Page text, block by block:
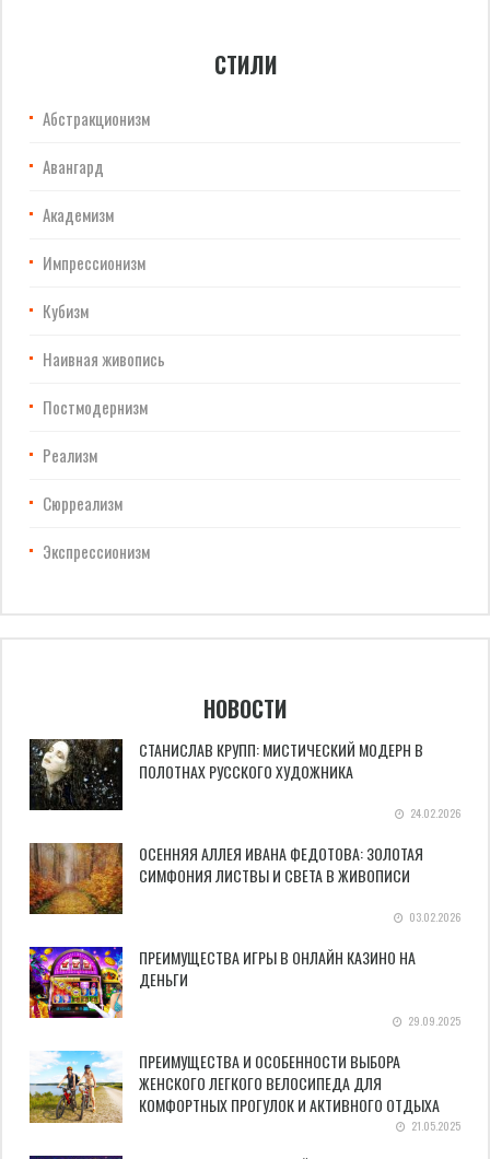
СТИЛИ
Абстракционизм
Авангард
Академизм
Импрессионизм
Кубизм
Наивная живопись
Постмодернизм
Реализм
Сюрреализм
Экспрессионизм
НОВОСТИ
СТАНИСЛАВ КРУПП: МИСТИЧЕСКИЙ МОДЕРН В
ПОЛОТНАХ РУССКОГО ХУДОЖНИКА
24.02.2026
ОСЕННЯЯ АЛЛЕЯ ИВАНА ФЕДОТОВА: ЗОЛОТАЯ
СИМФОНИЯ ЛИСТВЫ И СВЕТА В ЖИВОПИСИ
03.02.2026
ПРЕИМУЩЕСТВА ИГРЫ В ОНЛАЙН КАЗИНО НА
ДЕНЬГИ
29.09.2025
ПРЕИМУЩЕСТВА И ОСОБЕННОСТИ ВЫБОРА
ЖЕНСКОГО ЛЕГКОГО ВЕЛОСИПЕДА ДЛЯ
КОМФОРТНЫХ ПРОГУЛОК И АКТИВНОГО ОТДЫХА
21.05.2025